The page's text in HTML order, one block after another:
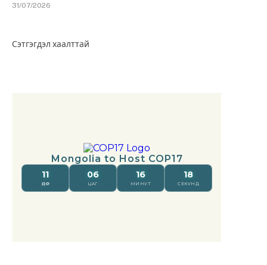
31/07/2026
Сэтгэгдэл хаалттай